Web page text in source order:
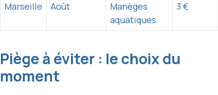
Marseille Août
Manèges
aquatiques
3 €
Piège à éviter : le choix du
moment